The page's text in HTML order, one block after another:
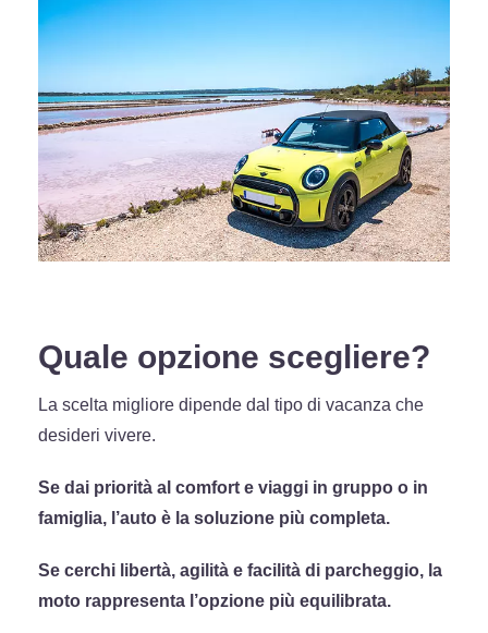
Quale opzione scegliere?
La scelta migliore dipende dal tipo di vacanza che
desideri vivere.
Se dai priorità al comfort e viaggi in gruppo o in
famiglia, l’auto è la soluzione più completa.
Se cerchi libertà, agilità e facilità di parcheggio, la
moto rappresenta l’opzione più equilibrata.